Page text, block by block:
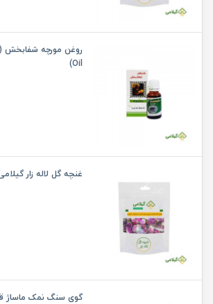
Oil)
غنچه گل لاله زار
گوی سنگ نمک ماساژ